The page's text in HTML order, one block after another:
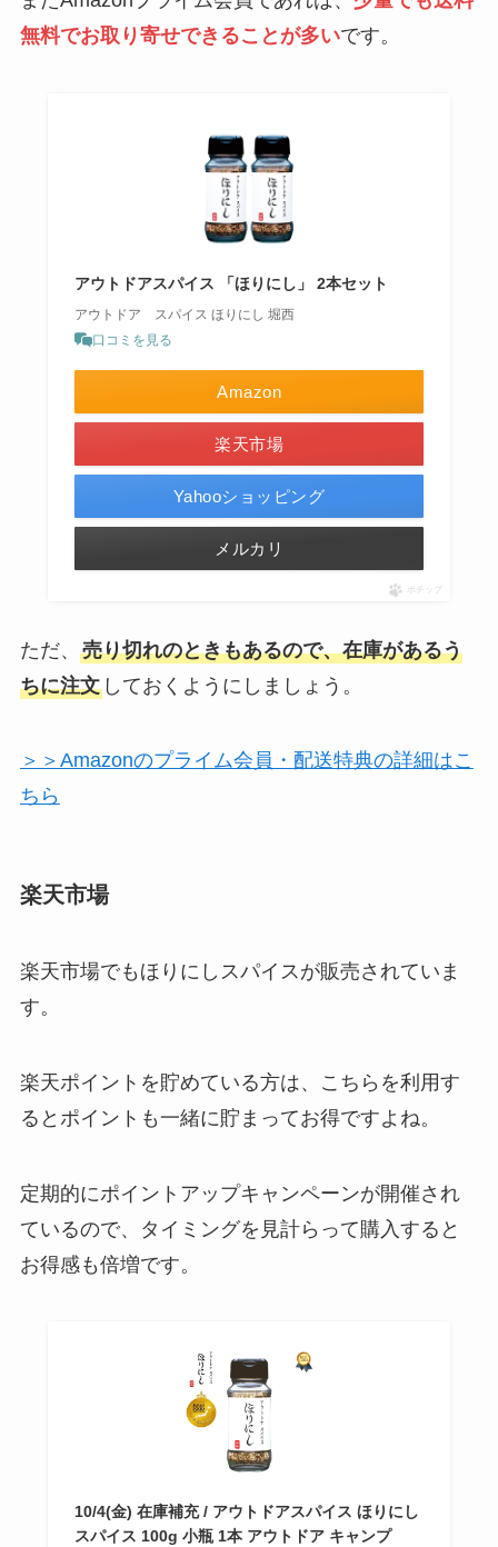
無料でお取り寄せできることが多いです。
アウトドアスパイス 「ほりにし」 2本セット
アウトドア スパイス ほりにし 堀西
口コミを見る
Amazon
楽天市場
Yahooショッピング
メルカリ
ポチップ
ただ、 売り切れのときもあるので、在庫があるう
ちに注文しておくようにしましょう。
＞＞Amazonのプライム会員・配送特典の詳細はこ
ちら
楽天市場
楽天市場でもほりにしスパイスが販売されていま
す。
楽天ポイントを貯めている方は、こちらを利用す
るとポイントも一緒に貯まってお得ですよね。
定期的にポイントアップキャンペーンが開催され
ているので、タイミングを見計らって購入すると
お得感も倍増です。
10/4(金) 在庫補充 / アウトドアスパイス ほりにし
スパイス 100g 小瓶 1本 アウトドア キャンプ